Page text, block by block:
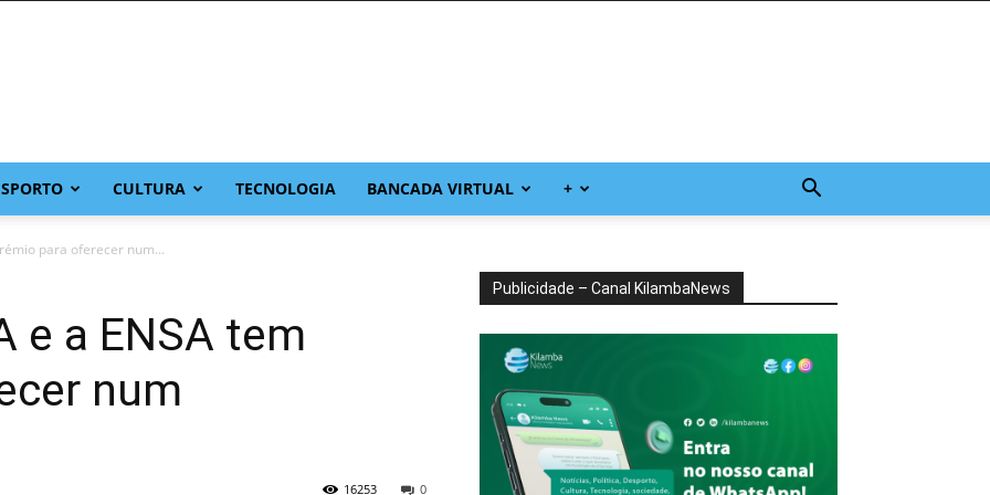
CULTURA TECNOLOGIA BANCADA VIRTUAL +
para oferecer num...
e a ENSA tem
num
0
16253
Publicidade – Canal KilambaNews